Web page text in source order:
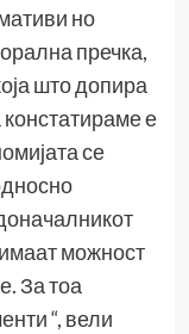
но
пречка,
што допира
е
се
можност
За тоа
“, вели